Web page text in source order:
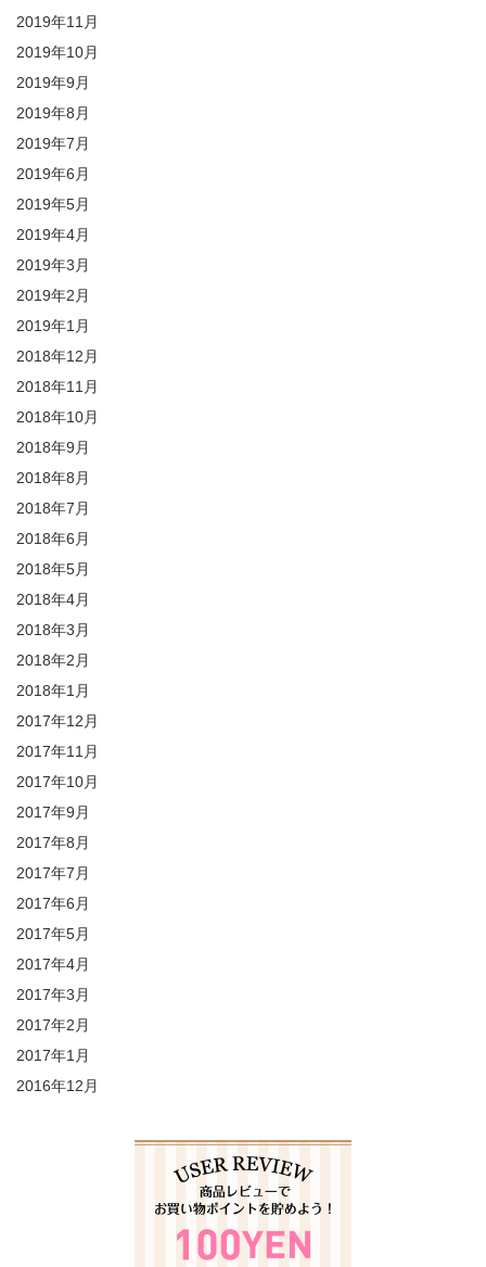
2019年11月
2019年10月
2019年9月
2019年8月
2019年7月
2019年6月
2019年5月
2019年4月
2019年3月
2019年2月
2019年1月
2018年12月
2018年11月
2018年10月
2018年9月
2018年8月
2018年7月
2018年6月
2018年5月
2018年4月
2018年3月
2018年2月
2018年1月
2017年12月
2017年11月
2017年10月
2017年9月
2017年8月
2017年7月
2017年6月
2017年5月
2017年4月
2017年3月
2017年2月
2017年1月
2016年12月